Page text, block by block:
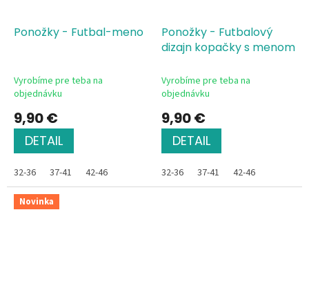
Ponožky - Futbal-meno
Vyrobíme pre teba na
objednávku
9,90 €
DETAIL
32-36 37-41 42-46
Ponožky - Futbalový
dizajn kopačky s menom
Vyrobíme pre teba na
objednávku
9,90 €
DETAIL
32-36 37-41 42-46
Novinka